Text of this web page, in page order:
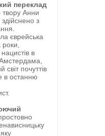
переклад
твору Анни
з
єврейська
в
світ почуттів
в останню